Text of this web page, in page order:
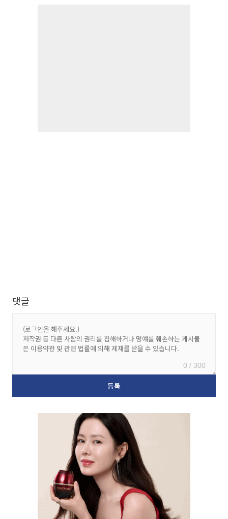
댓글
0 / 300